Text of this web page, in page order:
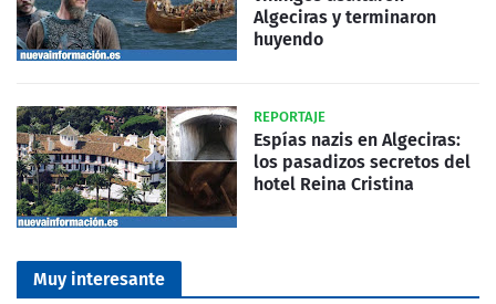
Algeciras y terminaron
huyendo
REPORTAJE
Espías nazis en Algeciras:
los pasadizos secretos del
hotel Reina Cristina
Muy interesante